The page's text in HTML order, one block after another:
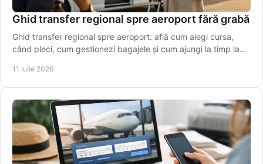
Ghid transfer regional spre aeroport fără grabă
Ghid transfer regional spre aeroport: află cum alegi cursa,
când pleci, cum gestionezi bagajele și cum ajungi la timp la
11 iulie 2026